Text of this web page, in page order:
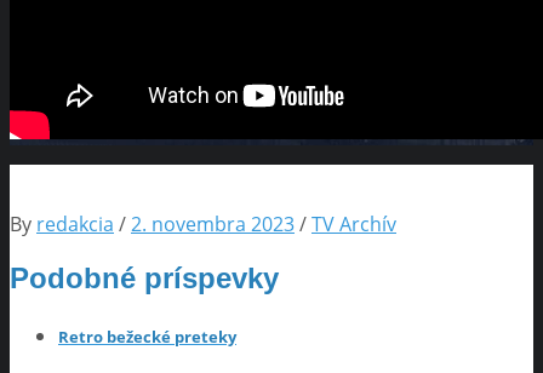
By redakcia /2. novembra 2023/TV Archív
Podobné príspevky
Retro bežecké preteky